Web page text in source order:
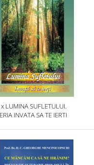
LUMINA SUFLETULUI.
INVATA SA TE IERTI